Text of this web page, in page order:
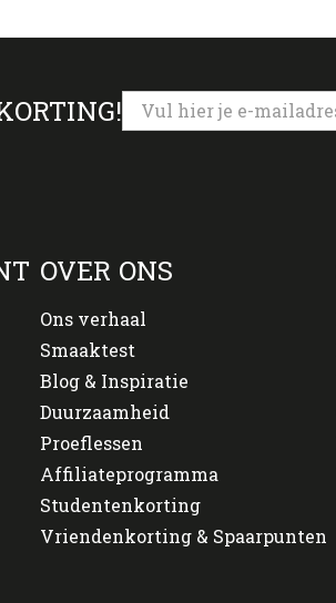
OVER ONS
Ons verhaal
Smaaktest
Blog & Inspiratie
Duurzaamheid
Proeflessen
Affiliateprogramma
Studentenkorting
Vriendenkorting & Spaarpunten